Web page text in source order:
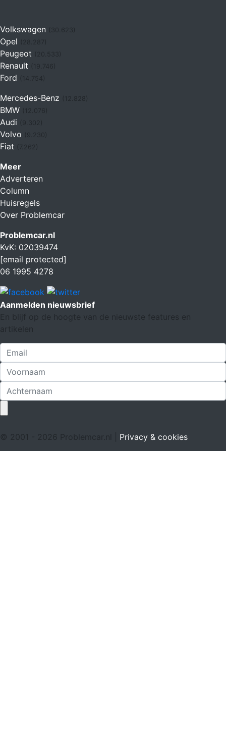
Volkswagen (30.623)
Opel
Peugeot
Renault (19.746)
Ford (14.754)
Mercedes-Benz
BMW (12.076)
Audi
Volvo
Fiat (7.262)
Meer
Adverteren
Column
Huisregels
Over Problemcar
Problemcar.nl
KvK: 02039474
[email protected]
06 1995 4278
Aanmelden nieuwsbrief
En blijf op de hoogte van de nieuwste features en
artikelen
© 2001 - 2026 Problemcar.nl | Privacy & cookies